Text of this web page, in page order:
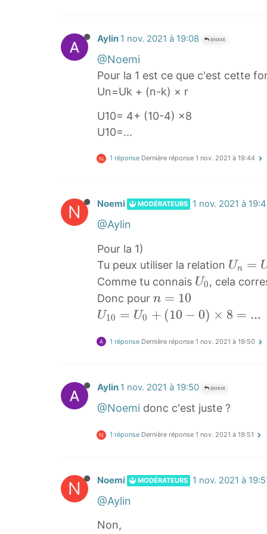
U
n
=
U
_
0
+
n
_
=
.
.
.
Aylin 1 nov. 2021 à 19:08 @NOEMI
@Noemi
Pour la 1 est ce que c'est cette
Un=Uk + (n-k) × r
U10= 4+ (10-4) ×8
U10=...
N 1 réponse Dernière réponse 1 nov. 2021 à 19:44
N Noemi MODÉRATEURS 1 nov. 2021 à
@Aylin
Pour la 1)
Tu peux utiliser la relation U
n
U
+
k
×
_
Un =
Comme tu connais U
U
0
U0 , cela
Donc pour n
=
0
1
0
n = 10
U
0
0
+
1
0
)
U10 = U0 + (10 − 0) × 8 = ...
1 réponse Dernière réponse 1 nov. 2021 à 19:50
Aylin 1 nov. 2021 à 19:50 @NOEMI
@Noemi donc c'est juste ?
N 1 réponse Dernière réponse 1 nov. 2021 à 19:51
N Noemi MODÉRATEURS 1 nov. 2021 à
@Aylin
Non,